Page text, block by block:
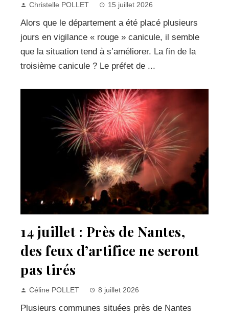
Christelle POLLET 15 juillet 2026
Alors que le département a été placé plusieurs
jours en vigilance « rouge » canicule, il semble
que la situation tend à s’améliorer. La fin de la
troisième canicule ? Le préfet de ...
14 juillet : Près de Nantes,
des feux d’artifice ne seront
pas tirés
Céline POLLET 8 juillet 2026
Plusieurs communes situées près de Nantes